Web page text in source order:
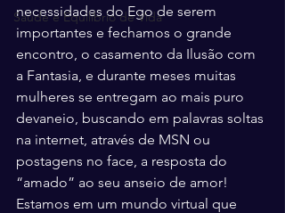
Saúde e Equilíbrio de Vida
necessidades do Ego de serem
importantes e fechamos o grande
encontro, o casamento da Ilusão com
a Fantasia, e durante meses muitas
mulheres se entregam ao mais puro
devaneio, buscando em palavras soltas
na internet, através de MSN ou
postagens no face, a resposta do
“amado” ao seu anseio de amor!
Estamos em um mundo virtual que